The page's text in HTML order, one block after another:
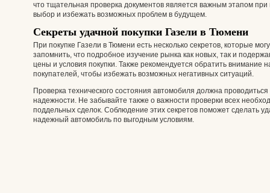
что тщательная проверка документов является важным этапом
выбор и избежать возможных проблем в будущем.
Секреты удачной покупки Газели в Тюмени
При покупке Газели в Тюмени есть несколько секретов, которые
запомнить, что подробное изучение рынка как новых, так и
цены и условия покупки. Также рекомендуется обратить внимание
покупателей, чтобы избежать возможных негативных ситуаций.
Проверка технического состояния автомобиля должна
надежности. Не забывайте также о важности проверки всех
поддельных сделок. Соблюдение этих секретов поможет сделать
надежный автомобиль по выгодным условиям.